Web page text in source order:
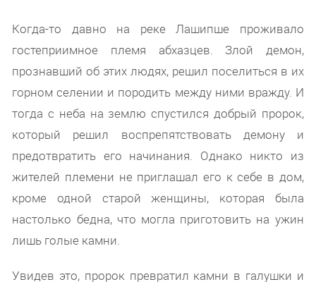
Когда-то давно на реке Лашипше проживало
гостеприимное племя абхазцев. Злой демон,
прознавший об этих людях, решил поселиться в их
горном селении и породить между ними вражду. И
тогда с неба на землю спустился добрый пророк,
который решил воспрепятствовать демону и
предотвратить его начинания. Однако никто из
жителей племени не приглашал его к себе в дом,
кроме одной старой женщины, которая была
настолько бедна, что могла приготовить на ужин
лишь голые камни.
Увидев это, пророк превратил камни в галушки и